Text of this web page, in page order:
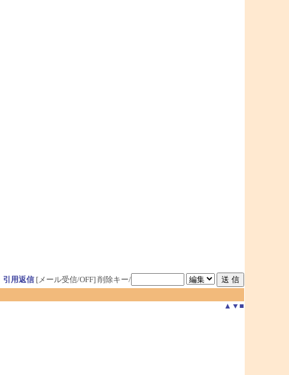
引用返信[メール受信/OFF] 削除キー/
▲ ▼ ■